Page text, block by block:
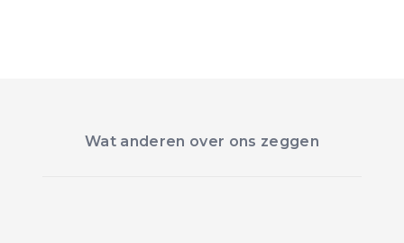
Wat anderen over ons zeggen